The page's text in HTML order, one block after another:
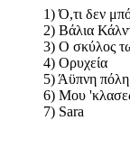
1) Ό,τι δεν
2) Βάλια
3) Ο σκύλος
4) Ορυχεία
5) Άϋπνη πόλη
6) Μου
7) Sara